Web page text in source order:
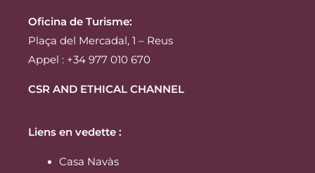
Oficina de Turisme:
Plaça del Mercadal, 1 – Reus
Appel : +34 977 010 670
CSR AND ETHICAL CHANNEL
Liens en vedette :
Casa Navàs